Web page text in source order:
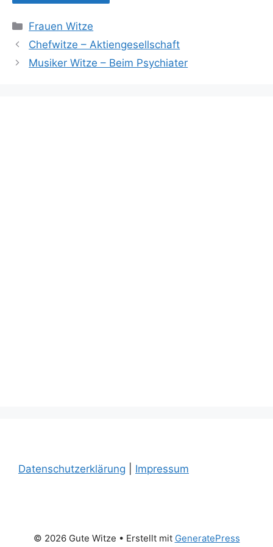
Kategorien
Frauen Witze
Chefwitze – Aktiengesellschaft
Musiker Witze – Beim Psychiater
Datenschutzerklärung Impressum
© 2026 Gute Witze • Erstellt mit GeneratePress